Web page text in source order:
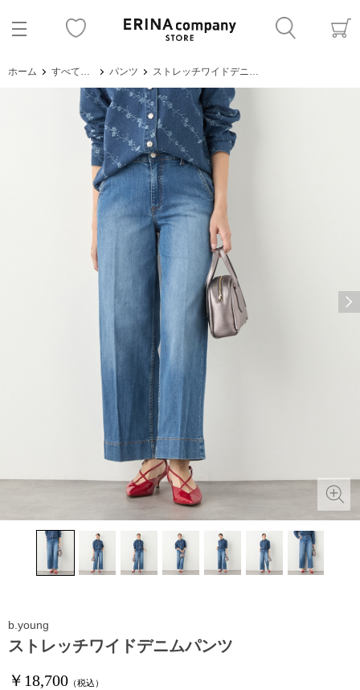
ホーム すべてのアイテム パンツ ストレッチワイドデニムパンツ
ストレッチワイドデニムパンツ
￥18,700 （税込）
b.young